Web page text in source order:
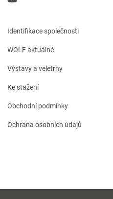
Identifikace společnosti
WOLF aktuálně
Výstavy a veletrhy
Ke stažení
Obchodní podmínky
Ochrana osobních údajů